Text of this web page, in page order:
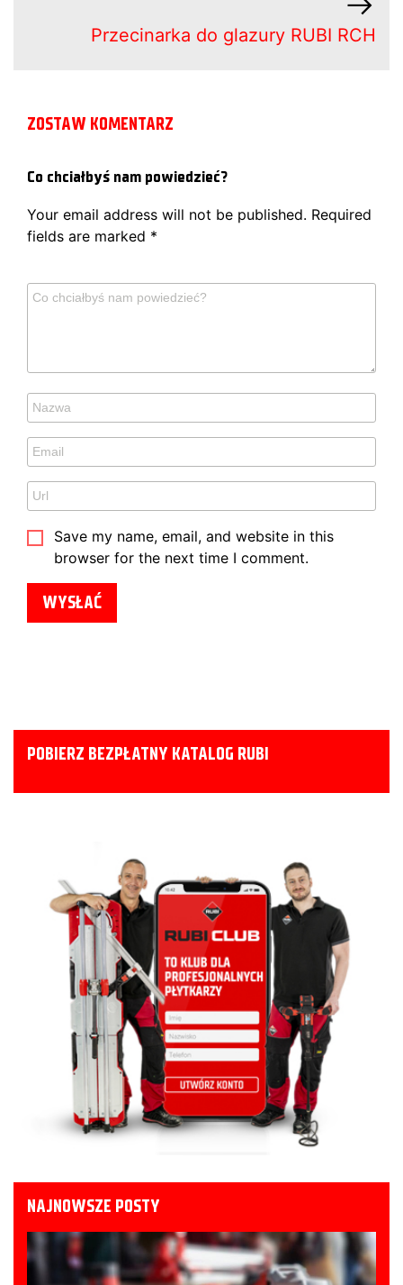
Przecinarka do glazury RUBI RCH
ZOSTAW KOMENTARZ
Co chciałbyś nam powiedzieć?
Your email address will not be published. Required
fields are marked *
Save my name, email, and website in this
browser for the next time I comment.
POBIERZ BEZPŁATNY KATALOG RUBI
NAJNOWSZE POSTY